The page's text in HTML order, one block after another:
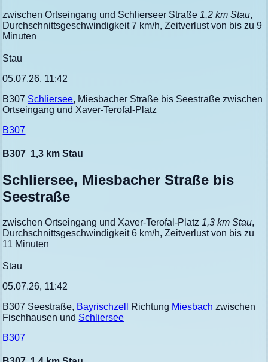
zwischen Ortseingang und Schlierseer Straße 1,2 km Stau,
Durchschnittsgeschwindigkeit 7 km/h, Zeitverlust von bis zu 9
Minuten
Stau
05.07.26, 11:42
B307 Schliersee, Miesbacher Straße bis Seestraße zwischen
Ortseingang und Xaver-Terofal-Platz
B307
B307 1,3 km Stau
Schliersee, Miesbacher Straße bis
Seestraße
zwischen Ortseingang und Xaver-Terofal-Platz 1,3 km Stau,
Durchschnittsgeschwindigkeit 6 km/h, Zeitverlust von bis zu
11 Minuten
Stau
05.07.26, 11:42
B307 Seestraße, Bayrischzell Richtung Miesbach zwischen
Fischhausen und Schliersee
B307